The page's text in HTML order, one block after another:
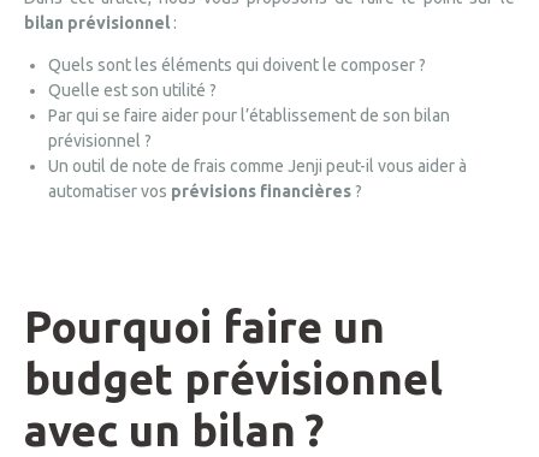
bilan prévisionnel :
Quels sont les éléments qui doivent le composer ?
Quelle est son utilité ?
Par qui se faire aider pour l’établissement de son bilan
prévisionnel ?
Un outil de note de frais comme Jenji peut-il vous aider à
automatiser vos prévisions financières ?
Pourquoi faire un
budget prévisionnel
avec un bilan ?